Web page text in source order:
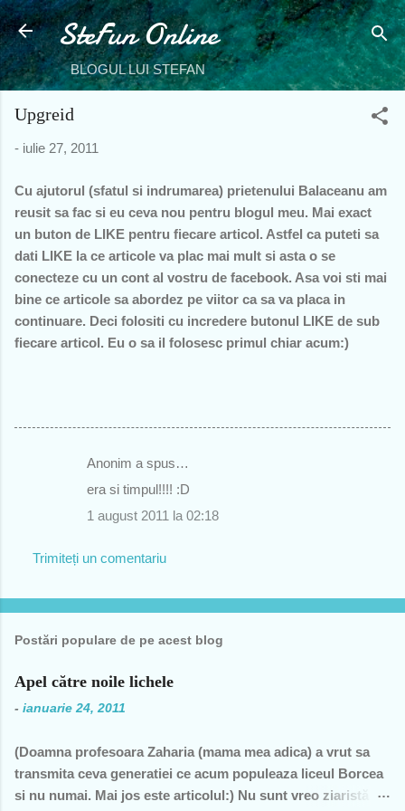
Treceți la conținutul principal
SteFun Online
BLOGUL LUI STEFAN
Upgreid
- iulie 27, 2011
Cu ajutorul (sfatul si indrumarea) prietenului Balaceanu am
reusit sa fac si eu ceva nou pentru blogul meu. Mai exact
un buton de LIKE pentru fiecare articol. Astfel ca puteti sa
dati LIKE la ce articole va plac mai mult si asta o se
conecteze cu un cont al vostru de facebook. Asa voi sti mai
bine ce articole sa abordez pe viitor ca sa va placa in
continuare. Deci folositi cu incredere butonul LIKE de sub
fiecare articol. Eu o sa il folosesc primul chiar acum:)
t
Anonim a spus…
era si timpul!!!! :D
1 august 2011 la 02:18
Trimiteți un comentariu
Postări populare de pe acest blog
Apel către noile lichele
- ianuarie 24, 2011
(Doamna profesoara Zaharia (mama mea adica) a vrut sa
transmita ceva generatiei ce acum populeaza liceul Borcea
si nu numai. Mai jos este articolul:) Nu sunt vreo ziaristă